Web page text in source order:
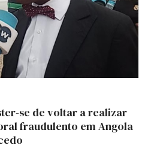
se de voltar a realizar
fraudulento em Angola